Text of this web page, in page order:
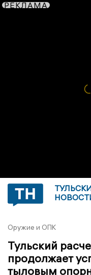
РЕКЛАМА
Оружие и ОПК
Тульский
продолжает
тыловым